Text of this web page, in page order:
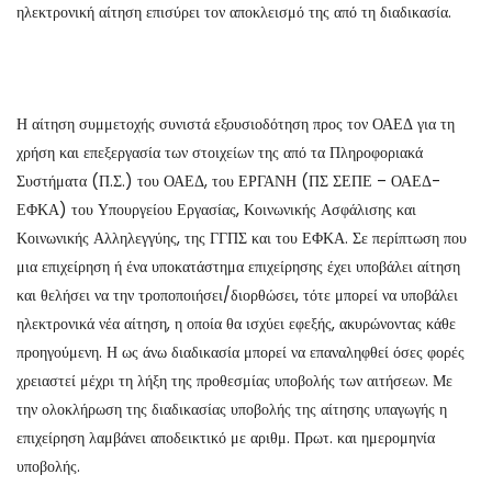
ηλεκτρονική αίτηση επισύρει τον αποκλεισμό της από τη διαδικασία.
Η αίτηση συμμετοχής συνιστά εξουσιοδότηση προς τον ΟΑΕΔ για τη
χρήση και επεξεργασία των στοιχείων της από τα Πληροφοριακά
Συστήματα (Π.Σ.) του ΟΑΕΔ, του ΕΡΓΑΝΗ (ΠΣ ΣΕΠΕ – ΟΑΕΔ-
ΕΦΚΑ) του Υπουργείου Εργασίας, Κοινωνικής Ασφάλισης και
Κοινωνικής Αλληλεγγύης, της ΓΓΠΣ και του ΕΦΚΑ. Σε περίπτωση που
μια επιχείρηση ή ένα υποκατάστημα επιχείρησης έχει υποβάλει αίτηση
και θελήσει να την τροποποιήσει/διορθώσει, τότε μπορεί να υποβάλει
ηλεκτρονικά νέα αίτηση, η οποία θα ισχύει εφεξής, ακυρώνοντας κάθε
προηγούμενη. Η ως άνω διαδικασία μπορεί να επαναληφθεί όσες φορές
χρειαστεί μέχρι τη λήξη της προθεσμίας υποβολής των αιτήσεων. Με
την ολοκλήρωση της διαδικασίας υποβολής της αίτησης υπαγωγής η
επιχείρηση λαμβάνει αποδεικτικό με αριθμ. Πρωτ. και ημερομηνία
υποβολής.